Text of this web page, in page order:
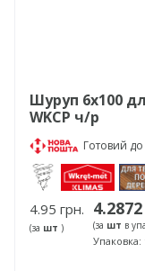
Шуруп 6х100
WKCP ч/р
Готовий до
4.95 грн.
(за шт ) (за шт в
Упаковка: